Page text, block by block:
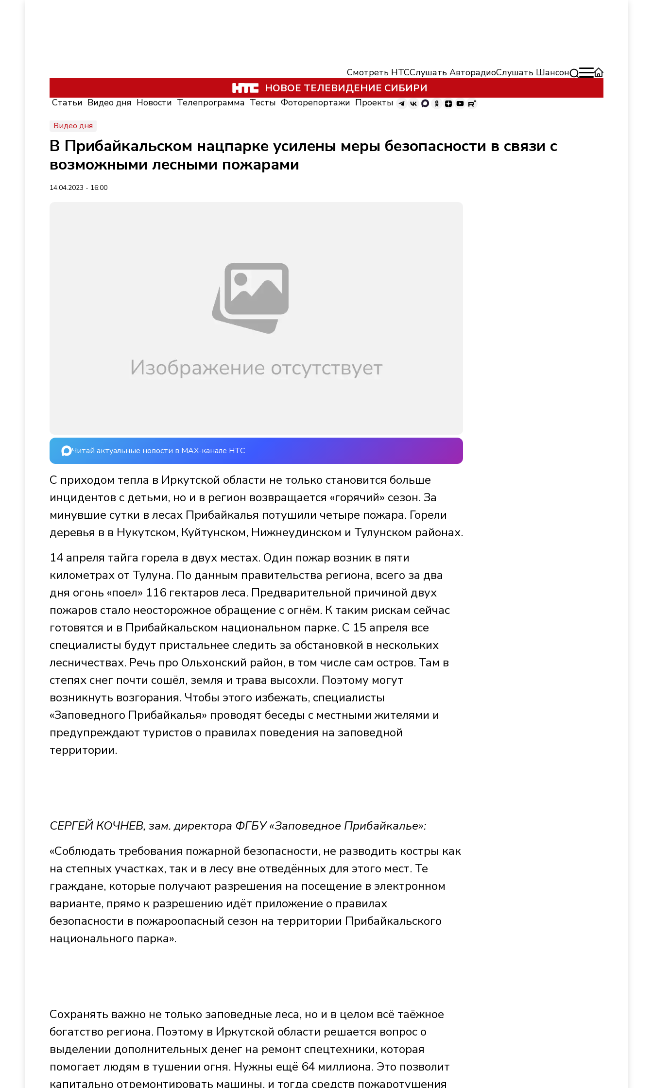
Смотреть НТССлушать АвторадиоСлушать Шансон
НОВОЕ ТЕЛЕВИДЕНИЕ СИБИРИ
Статьи Видео дня Новости Телепрограмма Тесты Фоторепортажи Проекты
Видео дня
В Прибайкальском нацпарке усилены меры безопасности в связи с
возможными лесными пожарами
14.04.2023 - 16:00
Читай актуальные новости в MAX-канале НТС
С приходом тепла в Иркутской области не только становится больше
инцидентов с детьми, но и в регион возвращается «горячий» сезон. За
минувшие сутки в лесах Прибайкалья потушили четыре пожара. Горели
деревья в в Нукутском, Куйтунском, Нижнеудинском и Тулунском районах.
14 апреля тайга горела в двух местах. Один пожар возник в пяти
километрах от Тулуна. По данным правительства региона, всего за два
дня огонь «поел» 116 гектаров леса. Предварительной причиной двух
пожаров стало неосторожное обращение с огнём. К таким рискам сейчас
готовятся и в Прибайкальском национальном парке. С 15 апреля все
специалисты будут пристальнее следить за обстановкой в нескольких
лесничествах. Речь про Ольхонский район, в том числе сам остров. Там в
степях снег почти сошёл, земля и трава высохли. Поэтому могут
возникнуть возгорания. Чтобы этого избежать, специалисты
«Заповедного Прибайкалья» проводят беседы с местными жителями и
предупреждают туристов о правилах поведения на заповедной
территории.
СЕРГЕЙ КОЧНЕВ, зам. директора ФГБУ «Заповедное Прибайкалье»:
«Соблюдать требования пожарной безопасности, не разводить костры как
на степных участках, так и в лесу вне отведённых для этого мест. Те
граждане, которые получают разрешения на посещение в электронном
варианте, прямо к разрешению идёт приложение о правилах
безопасности в пожароопасный сезон на территории Прибайкальского
национального парка».
Сохранять важно не только заповедные леса, но и в целом всё таёжное
богатство региона. Поэтому в Иркутской области решается вопрос о
выделении дополнительных денег на ремонт спецтехники, которая
помогает людям в тушении огня. Нужны ещё 64 миллиона. Это позволит
капитально отремонтировать машины, и тогда средств пожаротушения